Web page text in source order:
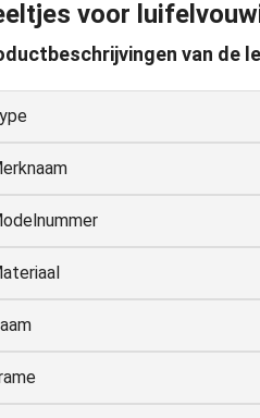
voor
van de